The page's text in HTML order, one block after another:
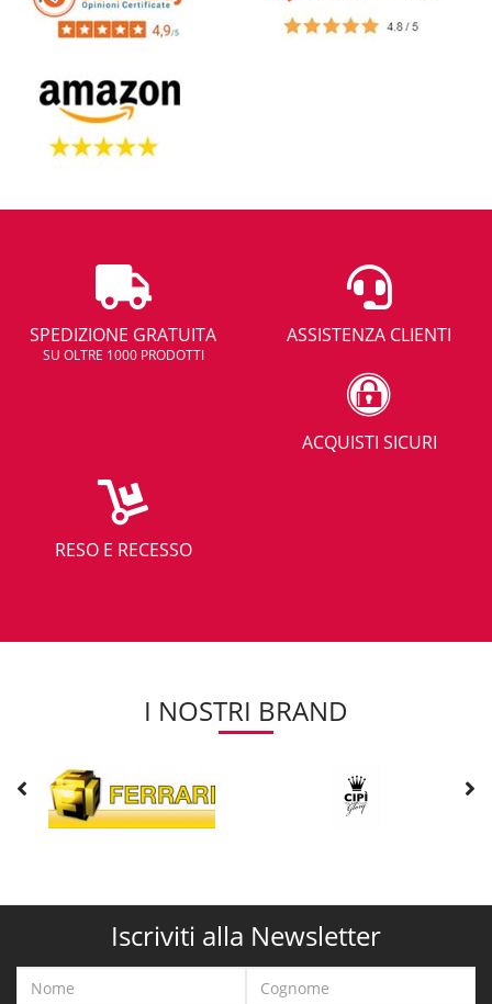
SPEDIZIONE GRATUITA
SU OLTRE 1000 PRODOTTI
ASSISTENZA CLIENTI
ACQUISTI SICURI
RESO E RECESSO
I NOSTRI BRAND
Iscriviti alla Newsletter